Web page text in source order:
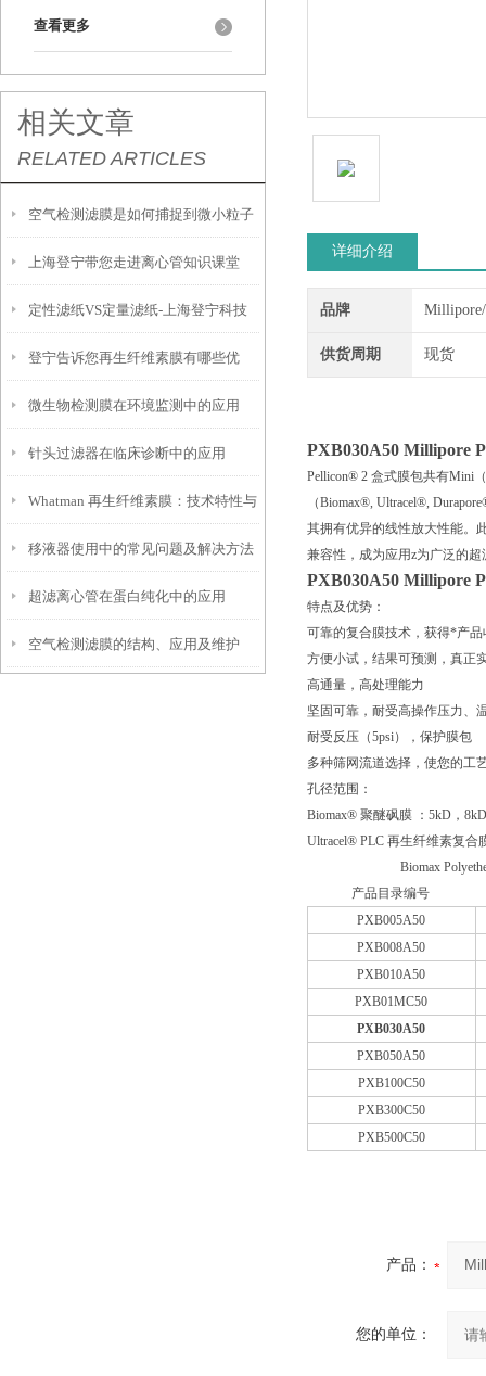
查看更多
相关文章
RELATED ARTICLES
空气检测滤膜是如何捕捉到微小粒子
的？
上海登宁带您走进离心管知识课堂
定性滤纸VS定量滤纸-上海登宁科技
有限公司
登宁告诉您再生纤维素膜有哪些优
势？
微生物检测膜在环境监测中的应用
针头过滤器在临床诊断中的应用
Whatman 再生纤维素膜：技术特性与
应用选型参考
移液器使用中的常见问题及解决方法
超滤离心管在蛋白纯化中的应用
空气检测滤膜的结构、应用及维护
详细介绍
品牌
供货周期 现货
PXB030A50 Millipore
Pellicon® 2 盒式膜包共有Mini
（Biomax®, Ultracel®,
其拥有优异的线性放大性能。
兼容性，成为应用z为广泛的超
PXB030A50 Millipore
特点及优势：
可靠的复合膜技术，获得*产品
方便小试，结果可预测，真正
高通量，高处理能力
坚固可靠，耐受高操作压力、
耐受反压（5psi），保护膜包
多种筛网流道选择，使您的工
孔径范围：
Biomax® 聚醚砜膜 ：5kD，
Ultracel® PLC 再生纤维素复合
Biomax
产品目录编号
PXB005A50
PXB008A50
PXB010A50
PXB01MC50
PXB030A50
PXB050A50
PXB100C50
PXB300C50
PXB500C50
产品：
您的单位：